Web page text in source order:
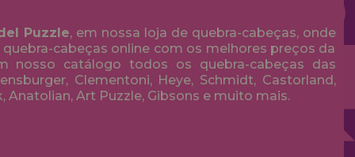
Puzzle, em nossa loja de quebra-cabeças, onde
cabeças online com os melhores preços da
nosso catálogo todos os quebra-cabeças das
Clementoni, Heye, Schmidt, Castorland,
Anatolian, Art Puzzle, Gibsons e muito mais.